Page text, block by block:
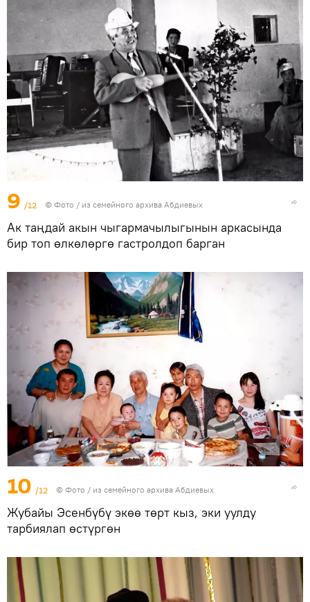
9 /12 © Фото / из семейного архива Абдиевых
Ак таңдай акын чыгармачылыгынын аркасында
бир топ өлкөлөргө гастролдоп барган
10 /12 © Фото / из семейного архива Абдиевых
Жубайы Эсенбүбү экөө төрт кыз, эки уулду
тарбиялап өстүргөн